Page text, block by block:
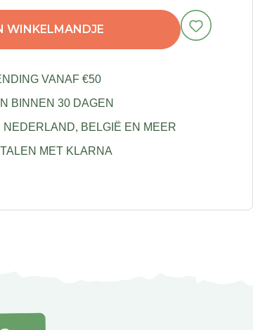
WINKELMANDJE
VANAF €50
BINNEN 30 DAGEN
NEDERLAND, BELGIË EN MEER
MET KLARNA